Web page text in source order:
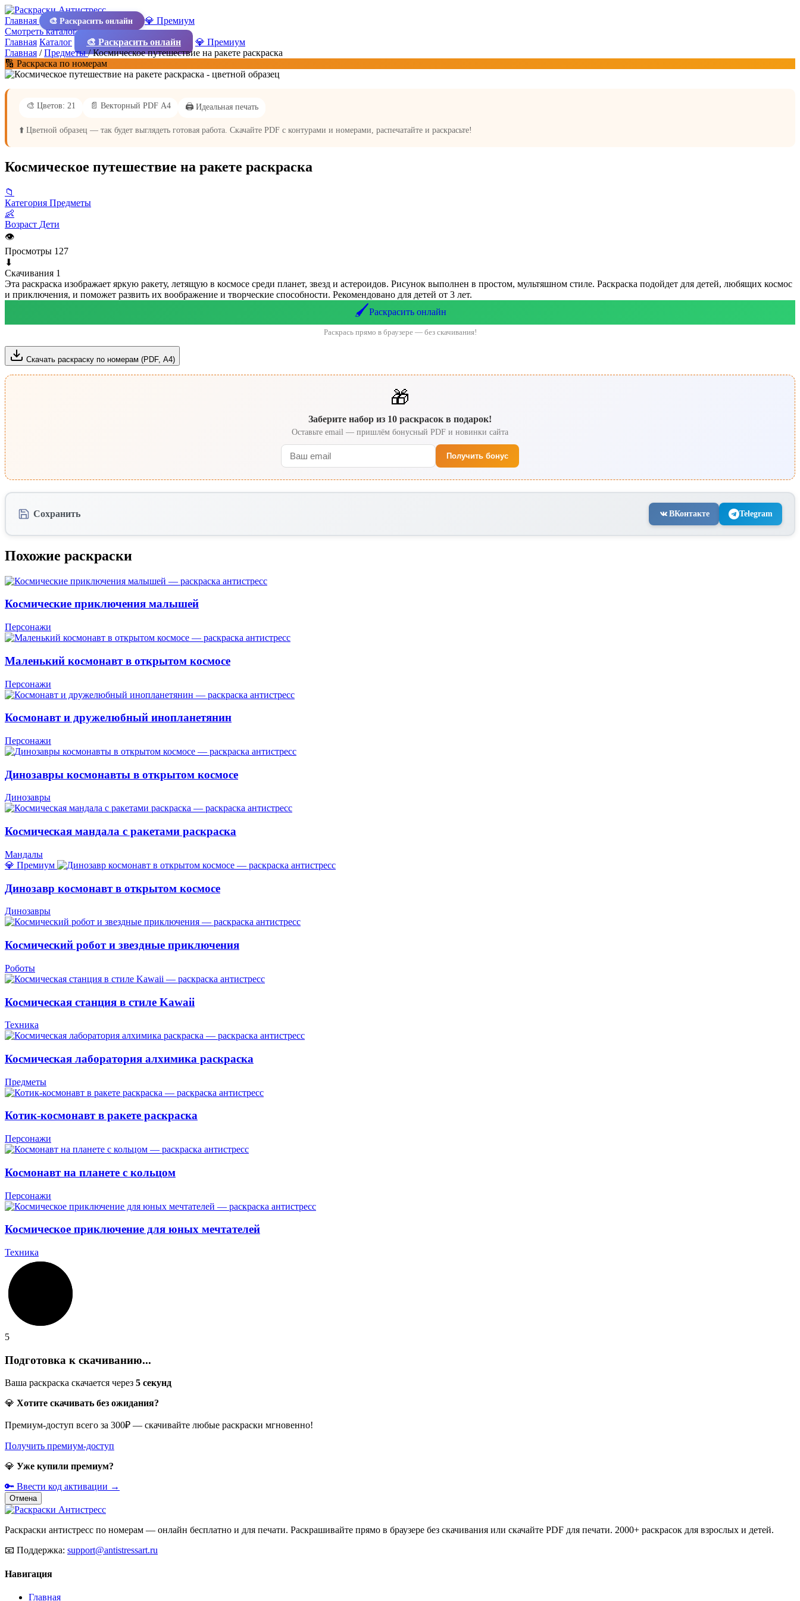
Главная 🎨 Раскрасить онлайн
💎 Премиум
Смотреть каталог
Главная Каталог 🎨 Раскрасить онлайн
💎 Премиум
Главная /Предметы/Космическое путешествие на ракете раскраска
🔢 Раскраска по номерам
🎨 Цветов: 21 📄 Векторный PDF А4 🖨️ Идеальная печать
⬆️ Цветной образец — так будет выглядеть готовая работа. Скачайте PDF с контурами и номерами, распечатайте и раскрасьте!
Космическое путешествие на ракете раскраска
📁
Категория Предметы
👶
Возраст Дети
👁
Просмотры 127
⬇
Скачивания 1
Эта раскраска изображает яркую ракету, летящую в космосе среди планет, звезд и астероидов. Рисунок выполнен в простом, мультяшном стиле. Раскраска подойдет для детей, любящих космос
и приключения, и поможет развить их воображение и творческие способности. Рекомендовано для детей от 3 лет.
🖌️Раскрасить онлайн
Раскрась прямо в браузере — без скачивания!
Скачать раскраску по номерам (PDF, А4)
🎁
Заберите набор из 10 раскрасок в подарок!
Оставьте email — пришлём бонусный PDF и новинки сайта
Получить бонус
Сохранить ВКонтакте Telegram
Похожие раскраски
Космические приключения малышей
Персонажи
Маленький космонавт в открытом космосе
Персонажи
Космонавт и дружелюбный инопланетянин
Персонажи
Динозавры космонавты в открытом космосе
Динозавры
Космическая мандала с ракетами раскраска
Мандалы
💎 Премиум
Динозавр космонавт в открытом космосе
Динозавры
Космический робот и звездные приключения
Роботы
Космическая станция в стиле Kawaii
Техника
Космическая лаборатория алхимика раскраска
Предметы
Котик-космонавт в ракете раскраска
Персонажи
Космонавт на планете с кольцом
Персонажи
Космическое приключение для юных мечтателей
Техника
5
Подготовка к скачиванию...
Ваша раскраска скачается через 5 секунд
💎 Хотите скачивать без ожидания?
Премиум-доступ всего за 300₽ — скачивайте любые раскраски мгновенно!
Получить премиум-доступ
💎 Уже купили премиум?
🔑 Ввести код активации →
Отмена
Раскраски антистресс по номерам — онлайн бесплатно и для печати. Раскрашивайте прямо в браузере без скачивания или скачайте PDF для печати. 2000+ раскрасок для взрослых и детей.
📧 Поддержка: support@antistressart.ru
Навигация
Главная